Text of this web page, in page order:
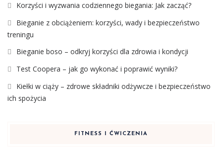
Korzyści i wyzwania codziennego biegania: Jak zacząć?
Bieganie z obciążeniem: korzyści, wady i bezpieczeństwo
treningu
Bieganie boso – odkryj korzyści dla zdrowia i kondycji
Test Coopera – jak go wykonać i poprawić wyniki?
Kiełki w ciąży – zdrowe składniki odżywcze i bezpieczeństwo
ich spożycia
FITNESS I ĆWICZENIA